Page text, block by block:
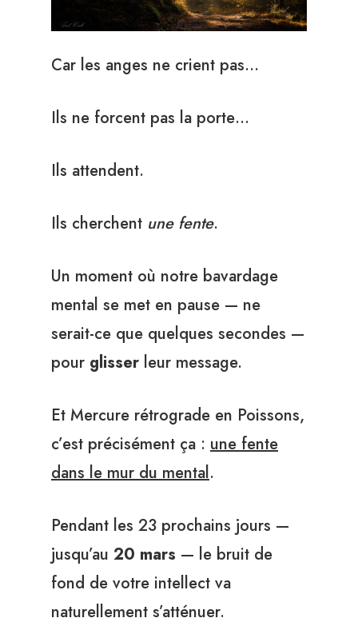
Car les anges ne crient pas…
Ils ne forcent pas la porte…
Ils attendent.
Ils cherchent une fente.
Un moment où notre bavardage
mental se met en pause — ne
serait-ce que quelques secondes —
pour glisser leur message.
Et Mercure rétrograde en Poissons,
c’est précisément ça : une fente
dans le mur du mental.
Pendant les 23 prochains jours —
jusqu’au 20 mars — le bruit de
fond de votre intellect va
naturellement s’atténuer.